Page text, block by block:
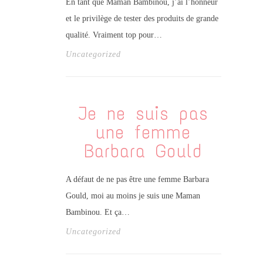
En tant que Maman Bambinou, j’ai l’honneur
et le privilège de tester des produits de grande
qualité. Vraiment top pour…
Uncategorized
Je ne suis pas
une femme
Barbara Gould
A défaut de ne pas être une femme Barbara
Gould, moi au moins je suis une Maman
Bambinou. Et ça…
Uncategorized